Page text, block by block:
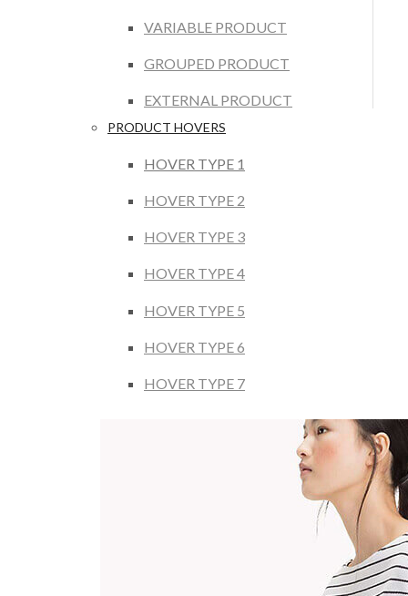
VARIABLE PRODUCT
GROUPED PRODUCT
EXTERNAL PRODUCT
PRODUCT HOVERS
HOVER TYPE 1
HOVER TYPE 2
HOVER TYPE 3
HOVER TYPE 4
HOVER TYPE 5
HOVER TYPE 6
HOVER TYPE 7